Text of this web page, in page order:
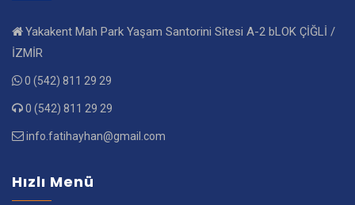
Yakakent Mah Park Yaşam Santorini Sitesi A-2 bLOK ÇİĞLİ /
İZMİR
0 (542) 811 29 29
0 (542) 811 29 29
info.fatihayhan@gmail.com
Hızlı Menü